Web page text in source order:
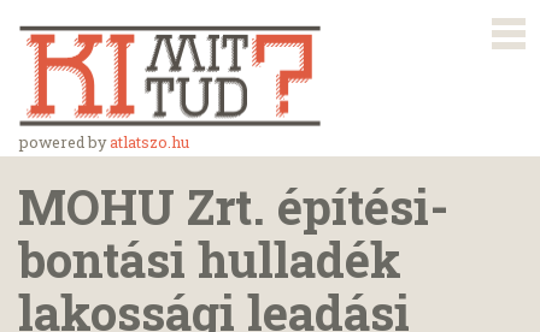
powered byatlatszo.hu
MOHU Zrt. építési-
bontási hulladék
lakossági leadási